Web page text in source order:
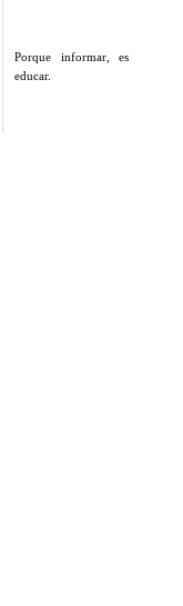
Porque informar, es
educar.